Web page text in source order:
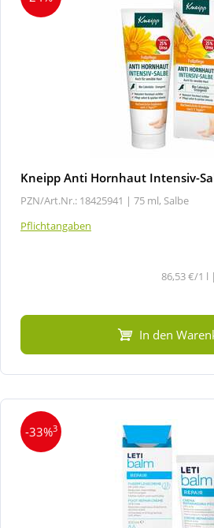
Kneipp Anti Hornhaut Intensiv-
PZN/Art.Nr.: 18425941 | 75 ml, Salbe
Pflichtangaben
86,53 €/1 l
In den
-33%3